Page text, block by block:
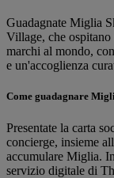
Guadagnate Miglia
Village, che
marchi al mondo,
e un'accoglienza
Come guadagnare
Presentate la carta
concierge, insieme
accumulare Miglia.
servizio digitale di